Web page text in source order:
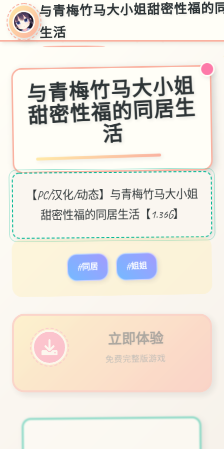
与青梅竹马大小姐甜密性福的
生活
与青梅竹马大小姐
甜密性福的同居生
活
【PC/汉化/动态】与青梅竹马大小姐
甜密性福的同居生活【1.36G】
#同居 #姐姐
立即体验
免费完整版游戏